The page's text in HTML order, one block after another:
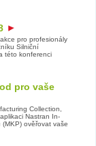
pro profesionály
Silniční
této konferenci
pro vaše
Collection,
Nastran In-
ověřovat vaše